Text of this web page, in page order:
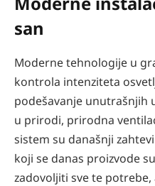
san
Moderne tehnologije u
kontrola intenziteta
podešavanje unutrašnjih
u prirodi, prirodna
sistem su današnji
koji se danas proizvode
zadovoljiti sve te potrebe,